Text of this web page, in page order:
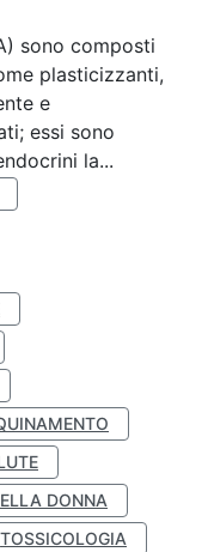
sono composti
plasticizzanti,
e
essi sono
la...
DONNA
TOSSICOLOGIA